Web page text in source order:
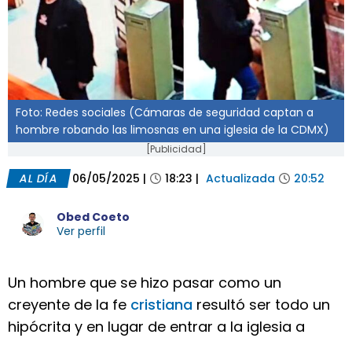
Foto: Redes sociales (Cámaras de seguridad captan a
hombre robando las limosnas en una iglesia de la CDMX)
[Publicidad]
AL DÍA 06/05/2025 | 18:23 | Actualizada 20:52
Obed Coeto
Ver perfil
Un hombre que se hizo pasar como un
creyente de la fe cristiana resultó ser todo un
hipócrita y en lugar de entrar a la iglesia a